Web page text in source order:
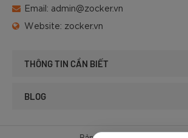
Email: admin@zocker.vn
Website: zocker.vn
THÔNG TIN CẦN BIẾT
BLOG